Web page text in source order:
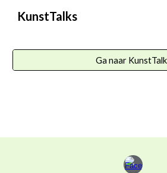
KunstTalks
Ga naar